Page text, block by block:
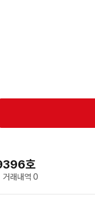
호
거래내역 0